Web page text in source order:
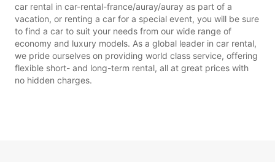
car rental in car-rental-france/auray/auray as part of a
vacation, or renting a car for a special event, you will be sure
to find a car to suit your needs from our wide range of
economy and luxury models. As a global leader in car rental,
we pride ourselves on providing world class service, offering
flexible short- and long-term rental, all at great prices with
no hidden charges.